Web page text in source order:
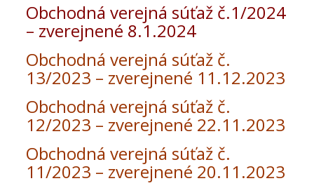
Obchodná verejná súťaž č.1/2024
– zverejnené 8.1.2024
Obchodná verejná súťaž č.
13/2023 – zverejnené 11.12.2023
Obchodná verejná súťaž č.
12/2023 – zverejnené 22.11.2023
Obchodná verejná súťaž č.
11/2023 – zverejnené 20.11.2023